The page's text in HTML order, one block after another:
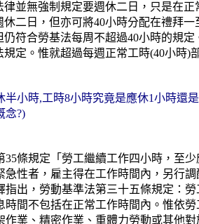
律並無強制規定要週休二日，只是在
休二日，但亦可將40小時分配在禮拜
仍符合勞基法每周不超過40小時的規
定。惟就超過每週正常工時(40小時)
半小時,工時8小時究竟是應休1小時還
念?)
35條規定「勞工繼續工作四小時，至
急性者，雇主得在工作時間內，另行
指出，勞動基準法第三十五條規定：
時間不包括在正常工作時間內。惟依
作業、精密作業、重體力勞動或其他